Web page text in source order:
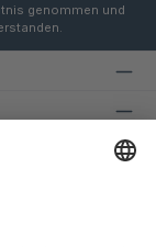
genommen und